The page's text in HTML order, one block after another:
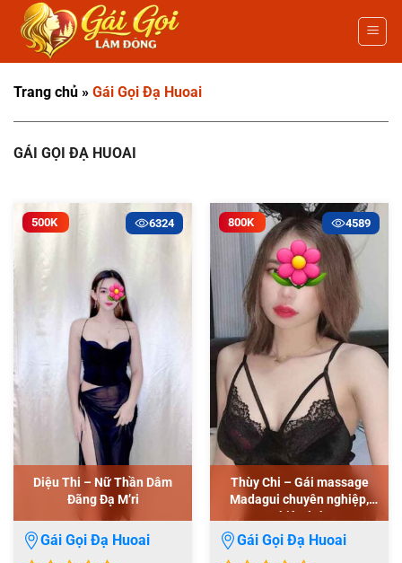
qua
Trang chủ » Gái Gọi Đạ Huoai
GÁI GỌI ĐẠ HUOAI
6324
Diệu Thi – Nữ Thần Dâm
Đãng Đạ M’ri
500K
Gái Gọi Đạ Huoai
4589
Thùy Chi – Gái massage
Madagui chuyên nghiệp,
nhiệt tình
800K
Gái Gọi Đạ Huoai